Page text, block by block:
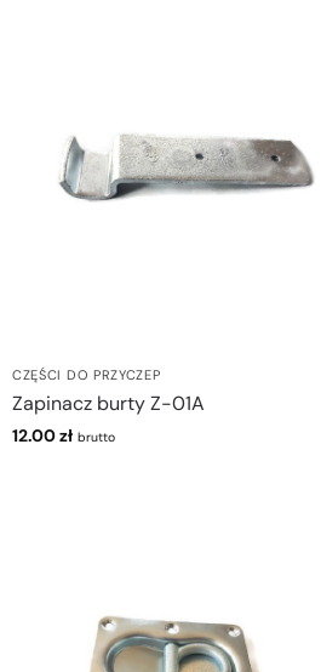
CZĘŚCI DO PRZYCZEP
Zapinacz burty Z-01A
12.00zł brutto